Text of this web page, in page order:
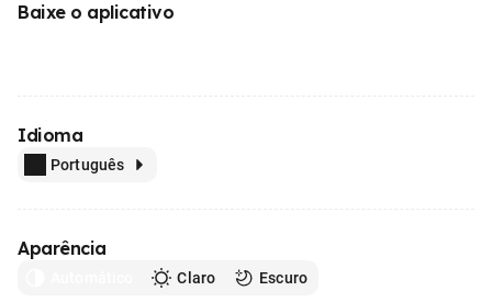
Baixe o aplicativo
Idioma
Português
Aparência
Claro Escuro